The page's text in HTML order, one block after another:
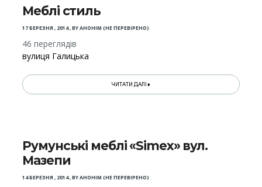
Меблі стиль
17 БЕРЕЗНЯ , 2014,BYАНОНІМ (НЕ ПЕРЕВІРЕНО)
46 переглядів
вулиця Галицька
ЧИТАТИ ДАЛІ
Румунські меблі «Simex» вул.
Мазепи
14 БЕРЕЗНЯ , 2014,BYАНОНІМ (НЕ ПЕРЕВІРЕНО)